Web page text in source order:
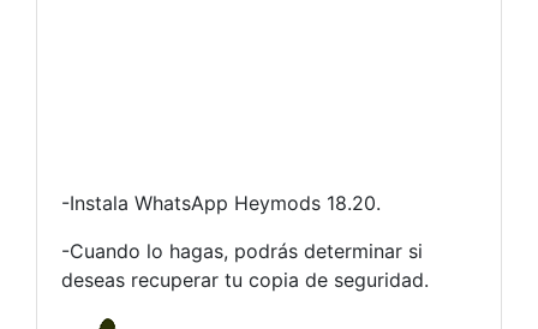
-Instala WhatsApp Heymods 18.20.
-Cuando lo hagas, podrás determinar si
deseas recuperar tu copia de seguridad.